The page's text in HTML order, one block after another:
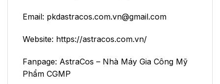
Email: pkdastracos.com.vn@gmail.com
Website: https://astracos.com.vn/
Fanpage: AstraCos – Nhà Máy Gia Công Mỹ
Phẩm CGMP